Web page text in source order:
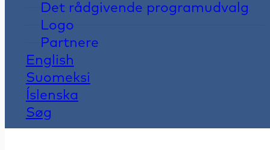
Det rådgivende programudvalg
Logo
Partnere
English
Suomeksi
Íslenska
Søg